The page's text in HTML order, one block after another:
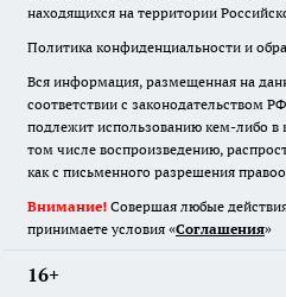
находящихся на территории
Политика конфиденциальности и
Вся информация, размещенная на
соответствии с законодательством
подлежит использованию кем-либо
том числе воспроизведению,
как с письменного разрешения
Внимание! Совершая любые
принимаете условия «Cоглашения»
16+